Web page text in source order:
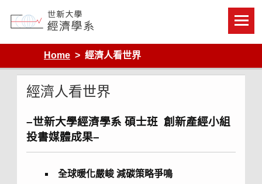
content
Department of Economics, Shih Hsin University
Home
經濟人看世界
經濟人看世界
–世新大學經濟學系 碩士班 創新產經小組
投書媒體成果–
全球暖化嚴峻 減碳策略爭鳴